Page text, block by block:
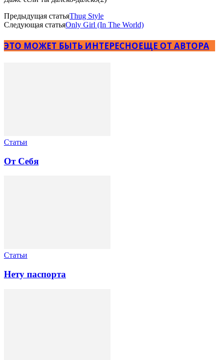
Предыдущая статьяThug Style
Следующая статьяOnly Girl (In The World)
ЭТО МОЖЕТ БЫТЬ ИНТЕРЕСНОЕЩЕ ОТ АВТОРА
Статьи
От Себя
Статьи
Нету паспорта